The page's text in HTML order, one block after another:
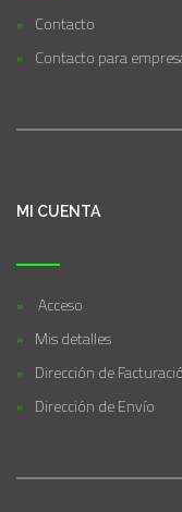
Contacto
Contacto para
MI CUENTA
Acceso
Mis detalles
Dirección de
Dirección de Envío